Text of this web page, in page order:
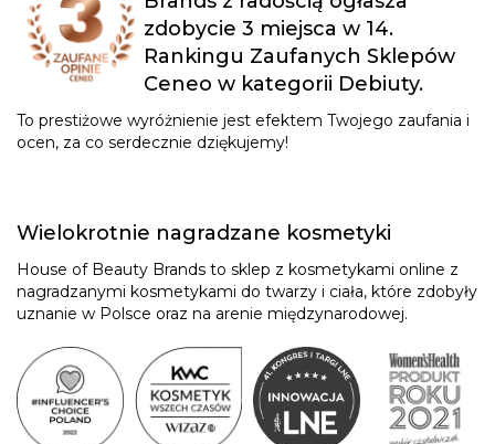
zdobycie 3 miejsca w 14.
Rankingu Zaufanych Sklepów
Ceneo w kategorii Debiuty.
To prestiżowe wyróżnienie jest efektem Twojego zaufania i
ocen, za co serdecznie dziękujemy!
Wielokrotnie nagradzane kosmetyki
House of Beauty Brands to sklep z kosmetykami online z
nagradzanymi kosmetykami do twarzy i ciała, które zdobyły
uznanie w Polsce oraz na arenie międzynarodowej.